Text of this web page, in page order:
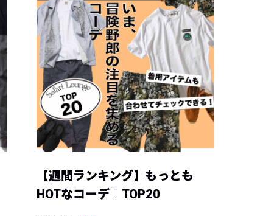
【週間ランキング】もっとも
HOTなコーデ｜TOP20